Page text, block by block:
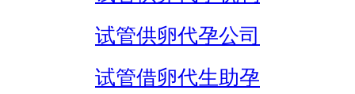
试管供卵代孕公司
试管借卵代生助孕